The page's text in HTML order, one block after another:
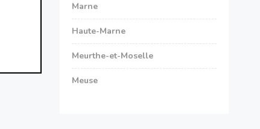
Marne
Haute-Marne
Meurthe-et-Moselle
Meuse